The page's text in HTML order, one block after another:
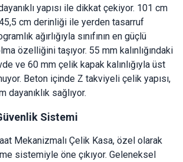
yapısı ile dikkat çekiyor. 101 cm
cm derinliği ile yerden tasarruf
ağırlığıyla sınıfının en güçlü
özelliğini taşıyor. 55 mm kalınlığındaki
ve 60 mm çelik kapak kalınlığıyla üst
Beton içinde Z takviyeli çelik yapısı,
dayanıklık sağlıyor.
Sistemi
Mekanizmalı Çelik Kasa, özel olarak
sistemiyle öne çıkıyor. Geleneksel